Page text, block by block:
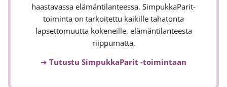
haastavassa elämäntilanteessa. SimpukkaParit-
toiminta on tarkoitettu kaikille tahatonta
lapsettomuutta kokeneille, elämäntilanteesta
riippumatta.
➜ Tutustu SimpukkaParit -toimintaan